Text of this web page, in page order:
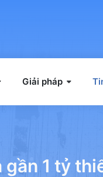
Giải pháp
1 tỷ